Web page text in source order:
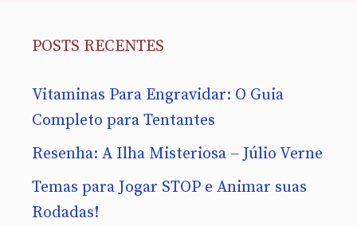
POSTS RECENTES
Vitaminas Para Engravidar: O Guia
Completo para Tentantes
Resenha: A Ilha Misteriosa – Júlio Verne
Temas para Jogar STOP e Animar suas
Rodadas!